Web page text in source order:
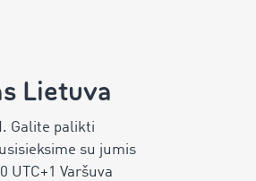
Lietuva
Galite palikti
su jumis
UTC+1 Varšuva